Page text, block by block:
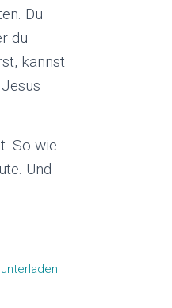
Du
du
kannst
So wie
Und